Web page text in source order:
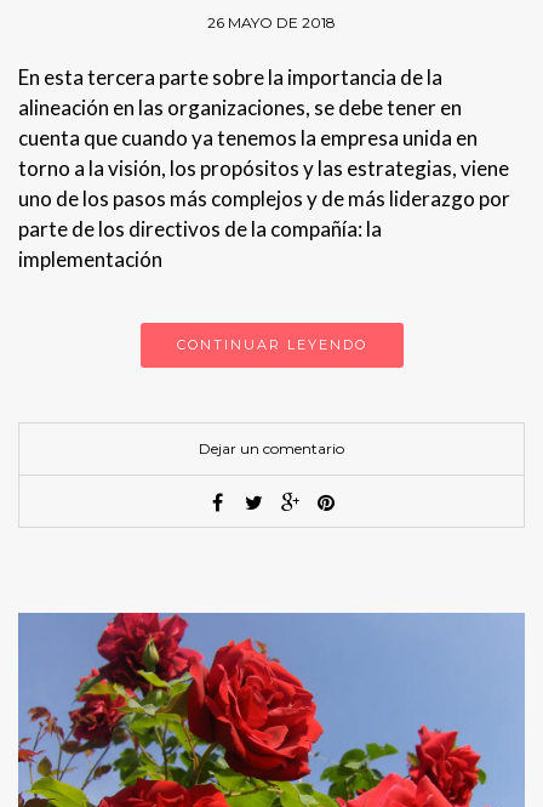
26 MAYO DE 2018
En esta tercera parte sobre la importancia de la
alineación en las organizaciones, se debe tener en
cuenta que cuando ya tenemos la empresa unida en
torno a la visión, los propósitos y las estrategias, viene
uno de los pasos más complejos y de más liderazgo por
parte de los directivos de la compañía: la
implementación
CONTINUAR LEYENDO
Dejar un comentario